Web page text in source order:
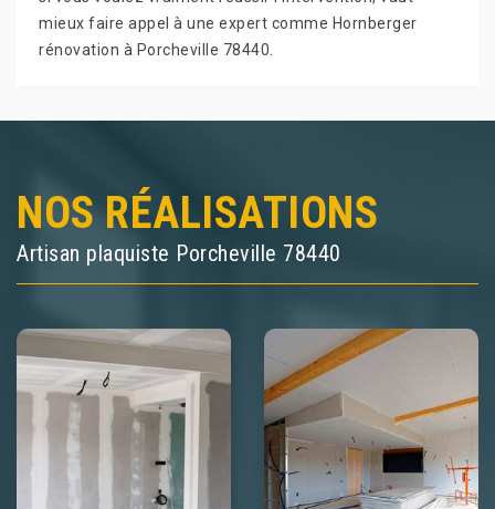
mieux faire appel à une expert comme Hornberger
rénovation à Porcheville 78440.
NOS RÉALISATIONS
Artisan plaquiste Porcheville 78440